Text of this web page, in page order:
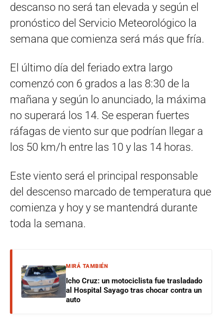
descanso no será tan elevada y según el
pronóstico del Servicio Meteorológico la
semana que comienza será más que fría.
El último día del feriado extra largo
comenzó con 6 grados a las 8:30 de la
mañana y según lo anunciado, la máxima
no superará los 14. Se esperan fuertes
ráfagas de viento sur que podrían llegar a
los 50 km/h entre las 10 y las 14 horas.
Este viento será el principal responsable
del descenso marcado de temperatura que
comienza y hoy y se mantendrá durante
toda la semana.
MIRÁ TAMBIÉN
Icho Cruz: un motociclista fue trasladado
al Hospital Sayago tras chocar contra un
auto